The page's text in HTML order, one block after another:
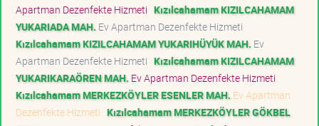
Apartman Dezenfekte Hizmeti Kızılcahamam KIZILCAHAMAM
YUKARIADA MAH. Ev Apartman Dezenfekte Hizmeti
Kızılcahamam KIZILCAHAMAM YUKARIHÜYÜK MAH. Ev
Apartman Dezenfekte Hizmeti Kızılcahamam KIZILCAHAMAM
YUKARIKARAÖREN MAH. Ev Apartman Dezenfekte Hizmeti
Kızılcahamam MERKEZKÖYLER ESENLER MAH. Ev Apartman
Dezenfekte Hizmeti Kızılcahamam MERKEZKÖYLER GÖKBEL